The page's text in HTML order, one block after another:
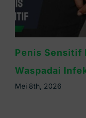
Cara
Kenali
Mei 6th, 2026